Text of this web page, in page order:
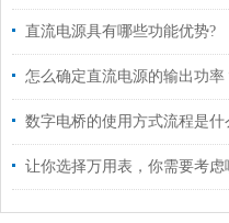
直流电源具有哪些功能优势?
怎么确定直流电源的输出功率
数字电桥的使用方式流程是什
让你选择万用表，你需要考虑